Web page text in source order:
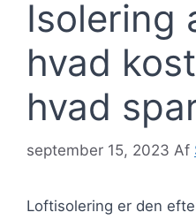
hvad
hvad
september 15, 2023 Af
Loftisolering er den